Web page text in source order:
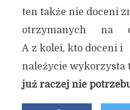
ten także nie doceni
otrzymanych na
A z kolei, kto doceni i
należycie wykorzysta
już raczej nie